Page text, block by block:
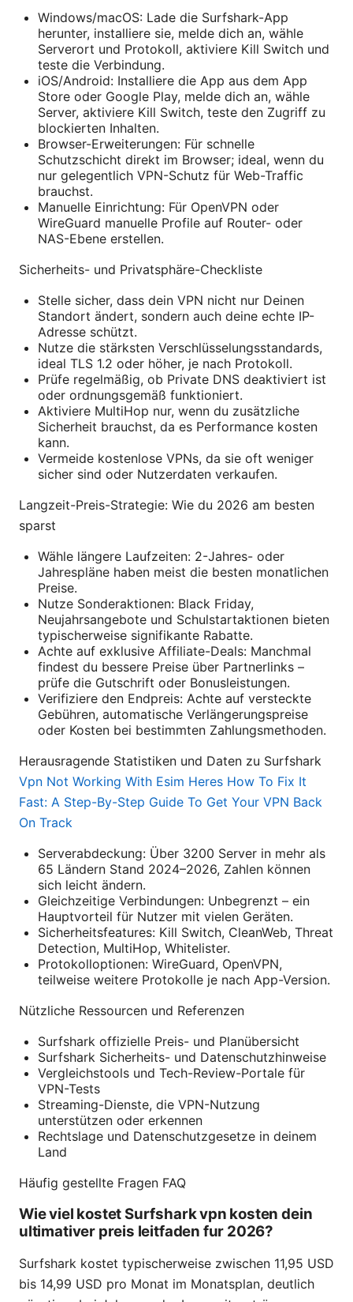
Windows/macOS: Lade die Surfshark-App
herunter, installiere sie, melde dich an, wähle
Serverort und Protokoll, aktiviere Kill Switch und
teste die Verbindung.
iOS/Android: Installiere die App aus dem App
Store oder Google Play, melde dich an, wähle
Server, aktiviere Kill Switch, teste den Zugriff zu
blockierten Inhalten.
Browser-Erweiterungen: Für schnelle
Schutzschicht direkt im Browser; ideal, wenn du
nur gelegentlich VPN-Schutz für Web-Traffic
brauchst.
Manuelle Einrichtung: Für OpenVPN oder
WireGuard manuelle Profile auf Router- oder
NAS-Ebene erstellen.
Sicherheits- und Privatsphäre-Checkliste
Stelle sicher, dass dein VPN nicht nur Deinen
Standort ändert, sondern auch deine echte IP-
Adresse schützt.
Nutze die stärksten Verschlüsselungsstandards,
ideal TLS 1.2 oder höher, je nach Protokoll.
Prüfe regelmäßig, ob Private DNS deaktiviert ist
oder ordnungsgemäß funktioniert.
Aktiviere MultiHop nur, wenn du zusätzliche
Sicherheit brauchst, da es Performance kosten
kann.
Vermeide kostenlose VPNs, da sie oft weniger
sicher sind oder Nutzerdaten verkaufen.
Langzeit-Preis-Strategie: Wie du 2026 am besten
sparst
Wähle längere Laufzeiten: 2-Jahres- oder
Jahrespläne haben meist die besten monatlichen
Preise.
Nutze Sonderaktionen: Black Friday,
Neujahrsangebote und Schulstartaktionen bieten
typischerweise signifikante Rabatte.
Achte auf exklusive Affiliate-Deals: Manchmal
findest du bessere Preise über Partnerlinks –
prüfe die Gutschrift oder Bonusleistungen.
Verifiziere den Endpreis: Achte auf versteckte
Gebühren, automatische Verlängerungspreise
oder Kosten bei bestimmten Zahlungsmethoden.
Herausragende Statistiken und Daten zu Surfshark
Vpn Not Working With Esim Heres How To Fix It
Fast: A Step-By-Step Guide To Get Your VPN Back
On Track
Serverabdeckung: Über 3200 Server in mehr als
65 Ländern Stand 2024–2026, Zahlen können
sich leicht ändern.
Gleichzeitige Verbindungen: Unbegrenzt – ein
Hauptvorteil für Nutzer mit vielen Geräten.
Sicherheitsfeatures: Kill Switch, CleanWeb, Threat
Detection, MultiHop, Whitelister.
Protokolloptionen: WireGuard, OpenVPN,
teilweise weitere Protokolle je nach App-Version.
Nützliche Ressourcen und Referenzen
Surfshark offizielle Preis- und Planübersicht
Surfshark Sicherheits- und Datenschutzhinweise
Vergleichstools und Tech-Review-Portale für
VPN-Tests
Streaming-Dienste, die VPN-Nutzung
unterstützen oder erkennen
Rechtslage und Datenschutzgesetze in deinem
Land
Häufig gestellte Fragen FAQ
Wie viel kostet Surfshark vpn kosten dein
ultimativer preis leitfaden fur 2026?
Surfshark kostet typischerweise zwischen 11,95 USD
bis 14,99 USD pro Monat im Monatsplan, deutlich